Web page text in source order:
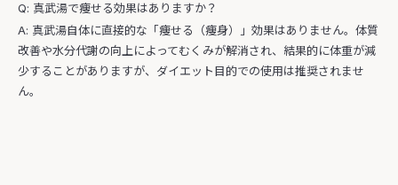
Q: 真武湯で痩せる効果はありますか？
A: 真武湯自体に直接的な「痩せる（痩身）」効果はありません。体質
改善や水分代謝の向上によってむくみが解消され、結果的に体重が減
少することがありますが、ダイエット目的での使用は推奨されませ
ん。